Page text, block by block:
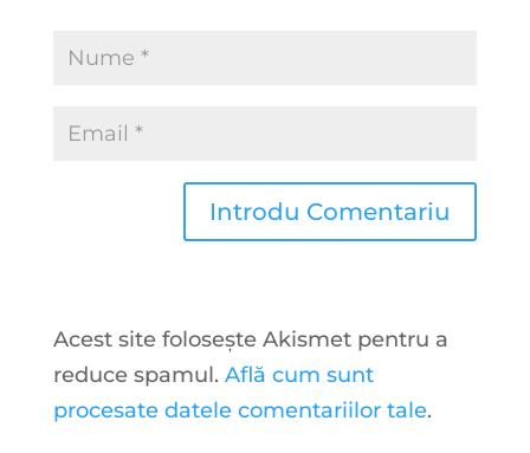
Acest site folosește Akismet pentru a
reduce spamul. Află cum sunt
procesate datele comentariilor tale.